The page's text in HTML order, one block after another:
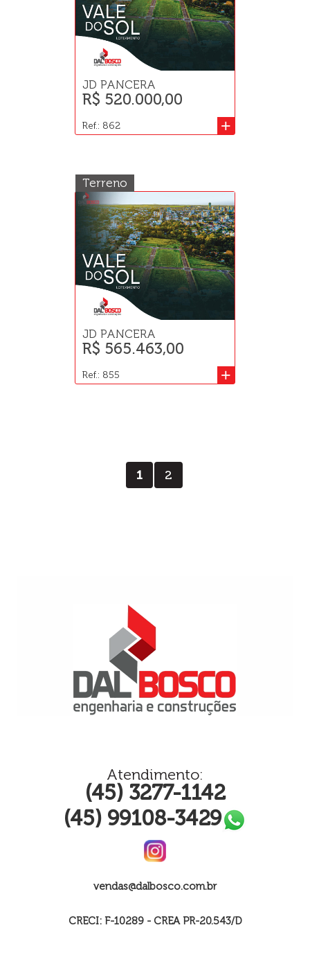
JD PANCERA
R$ 520.000,00
+
Ref.: 862
Terreno
JD PANCERA
R$ 565.463,00
+
Ref.: 855
1 2
Atendimento:
(45) 3277-1142
(45) 99108-3429
vendas@dalbosco.com.br
CRECI: F-10289 - CREA PR-20.543/D